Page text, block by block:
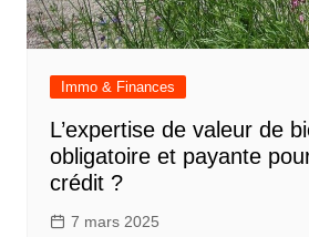
Immo & Finances
L’expertise de valeur de
obligatoire et payante
crédit ?
7 mars 2025